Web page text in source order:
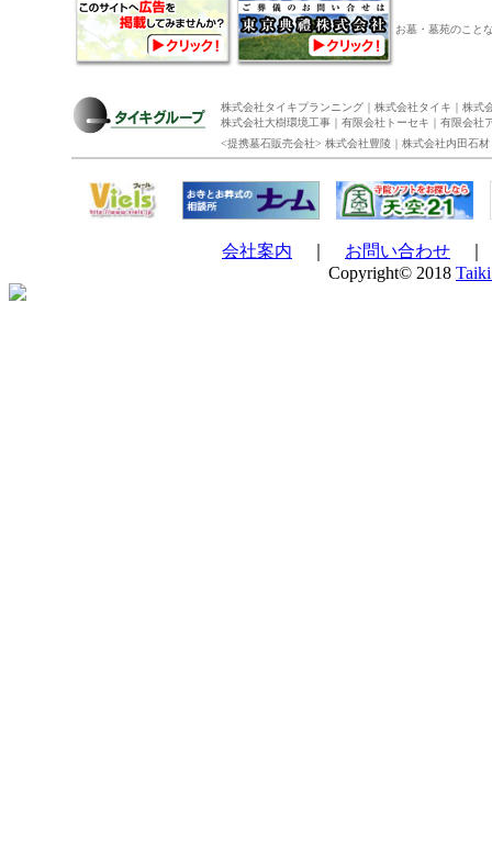
お墓・墓苑のこと
株式会社タイキプランニング｜株式会社タイキ｜株
株式会社大樹環境工事｜有限会社トーセキ｜有限会社
<提携墓石販売会社> 株式会社豊陵｜株式会社内田石材
会社案内 お問い合わせ
Copyright© 2018